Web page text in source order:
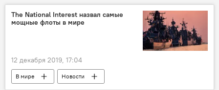
The National Interest назвал самые
мощные флоты в мире
12 декабря 2019, 17:04
В мире Новости